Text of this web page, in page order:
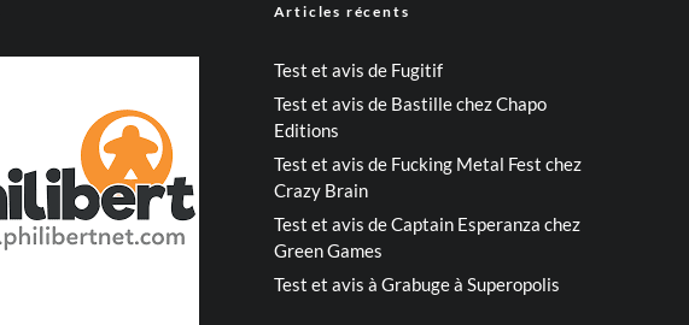
Articles récents
Test et avis de Fugitif
Test et avis de Bastille chez Chapo
Editions
Test et avis de Fucking Metal Fest chez
Crazy Brain
Test et avis de Captain Esperanza chez
Green Games
Test et avis à Grabuge à Superopolis